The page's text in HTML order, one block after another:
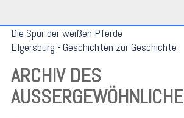
Die Spur der weißen Pferde
Elgersburg - Geschichten zur Geschichte
ARCHIV DES
AUSSERGEWÖHNLICHEN